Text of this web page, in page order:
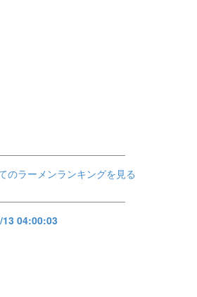
のラーメンランキングを見る
13 04:00:03